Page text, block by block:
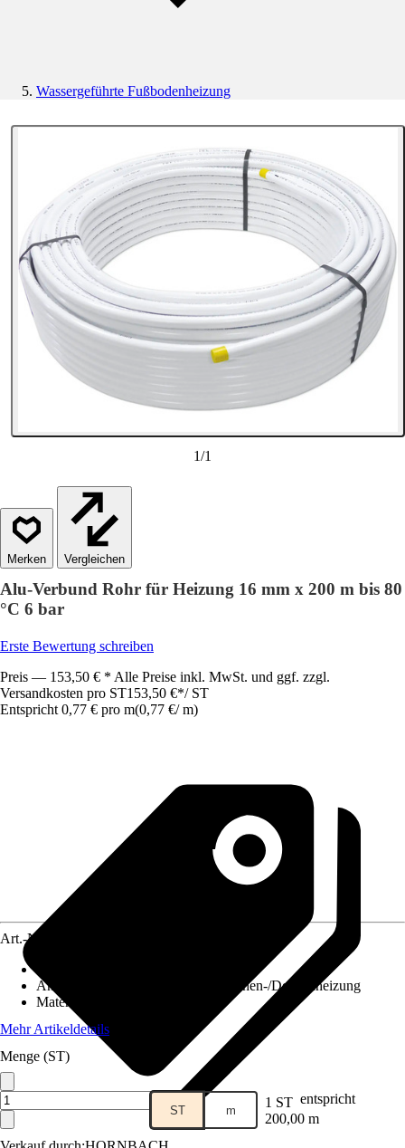
Wassergeführte Fußbodenheizung
1/1
Vergleichen
Alu-Verbund Rohr für Heizung 16 mm x 200 m bis 80
°C 6 bar
Erste Bewertung schreiben
Preis — 153,50 € * Alle Preise inkl. MwSt. und ggf. zzgl.
Versandkosten pro ST153,50 €*/ ST
Entspricht 0,77 € pro m(0,77 €/ m)
Art.-Nr.
Anwendungsbereich
Heizung, Flächen-/Deckenheizung
Material
Mehr Artikeldetails
Menge (ST)
ST m 1 ST entspricht
200,00 m